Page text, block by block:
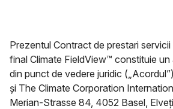
Prezentul Contract de prestari
final Climate FieldView™ constituie
din punct de vedere juridic
și The Climate Corporation
Merian-Strasse 84, 4052 Basel,